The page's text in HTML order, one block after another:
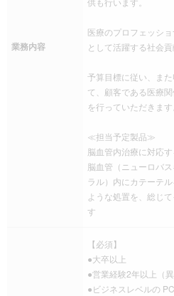
業務内容
医療のプロフェッシ
として活躍する社会
予算目標に従い、ま
て、顧客である医療
を行っていただきます
≪担当予定製品≫
脳血管内治療に対応
脳血管（ニューロバ
ラル）内にカテーテ
ような処置を、総じ
す
【必須】
●大卒以上
●営業経験2年以上（
●ビジネスレベルの